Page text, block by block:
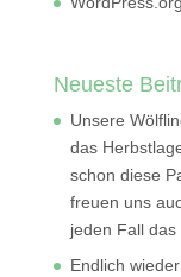
Neueste
Unsere
das
schon diese
freuen uns
jeden Fall
Endlich